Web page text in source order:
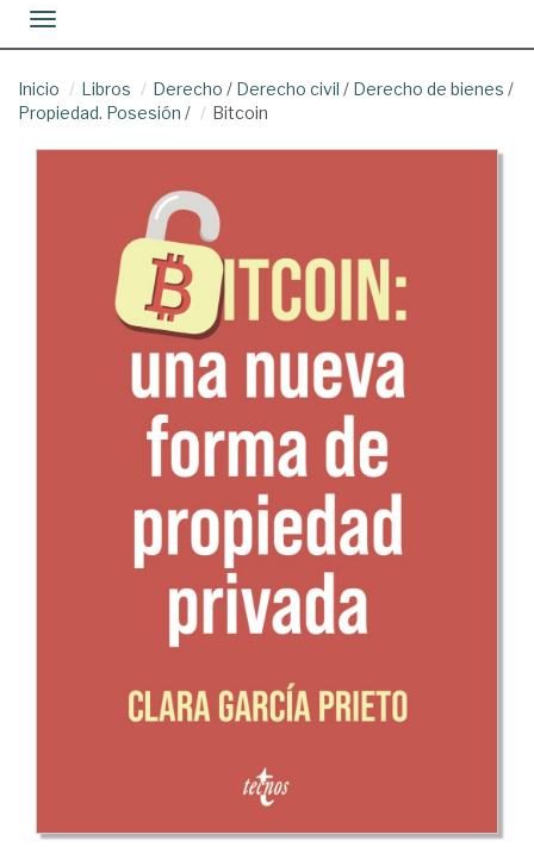
Toggle navigation
Inicio Libros Derecho / Derecho civil / Derecho de bienes /
Propiedad. Posesión / Bitcoin